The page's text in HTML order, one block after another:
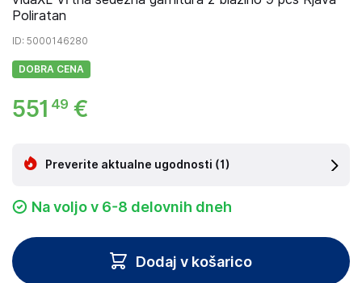
Poliratan
ID: 5000146280
DOBRA CENA
551 49 €
Preverite aktualne ugodnosti (1)
Na voljo v 6-8 delovnih dneh
Dodaj v košarico